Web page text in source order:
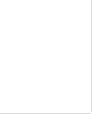
12.
6. komppania
Jalkaväkirykmentti